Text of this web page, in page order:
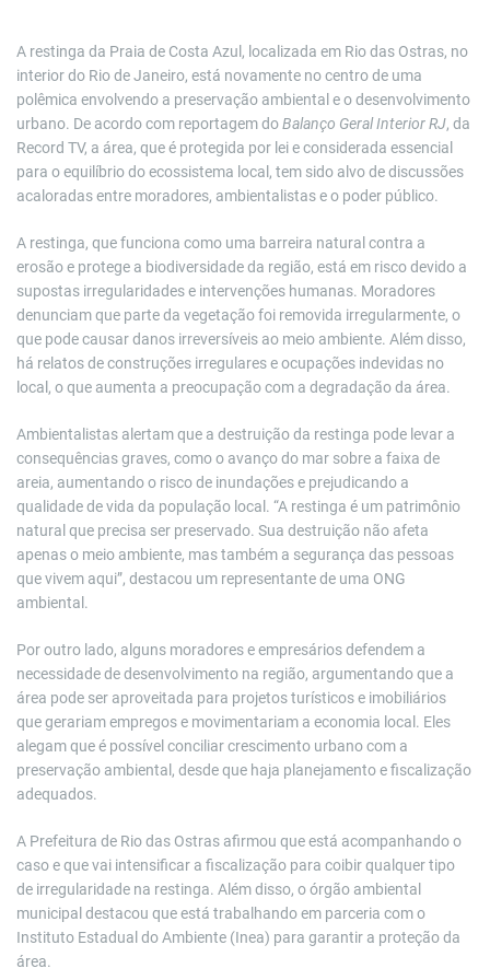
A restinga da Praia de Costa Azul, localizada em Rio das Ostras, no
interior do Rio de Janeiro, está novamente no centro de uma
polêmica envolvendo a preservação ambiental e o desenvolvimento
urbano. De acordo com reportagem doBalanço Geral Interior RJ, da
Record TV, a área, que é protegida por lei e considerada essencial
para o equilíbrio do ecossistema local, tem sido alvo de discussões
acaloradas entre moradores, ambientalistas e o poder público.
A restinga, que funciona como uma barreira natural contra a
erosão e protege a biodiversidade da região, está em risco devido a
supostas irregularidades e intervenções humanas. Moradores
denunciam que parte da vegetação foi removida irregularmente, o
que pode causar danos irreversíveis ao meio ambiente. Além disso,
há relatos de construções irregulares e ocupações indevidas no
local, o que aumenta a preocupação com a degradação da área.
Ambientalistas alertam que a destruição da restinga pode levar a
consequências graves, como o avanço do mar sobre a faixa de
areia, aumentando o risco de inundações e prejudicando a
qualidade de vida da população local. “A restinga é um patrimônio
natural que precisa ser preservado. Sua destruição não afeta
apenas o meio ambiente, mas também a segurança das pessoas
que vivem aqui”, destacou um representante de uma ONG
ambiental.
Por outro lado, alguns moradores e empresários defendem a
necessidade de desenvolvimento na região, argumentando que a
área pode ser aproveitada para projetos turísticos e imobiliários
que gerariam empregos e movimentariam a economia local. Eles
alegam que é possível conciliar crescimento urbano com a
preservação ambiental, desde que haja planejamento e fiscalização
adequados.
A Prefeitura de Rio das Ostras afirmou que está acompanhando o
caso e que vai intensificar a fiscalização para coibir qualquer tipo
de irregularidade na restinga. Além disso, o órgão ambiental
municipal destacou que está trabalhando em parceria com o
Instituto Estadual do Ambiente (Inea) para garantir a proteção da
área.